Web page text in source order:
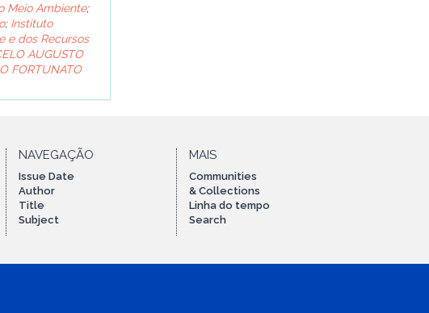
Meio Ambiente;
; Instituto
e dos Recursos
AUGUSTO
FORTUNATO
NAVEGAÇÃO
Issue Date
Author
Title
Subject
MAIS
Communities
& Collections
Linha do tempo
Search